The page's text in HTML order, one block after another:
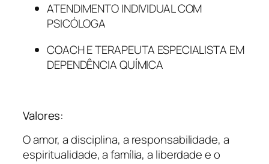
ATENDIMENTO INDIVIDUAL COM
PSICÓLOGA
COACH E TERAPEUTA ESPECIALISTA EM
DEPENDÊNCIA QUÍMICA
Valores:
O amor, a disciplina, a responsabilidade, a
espiritualidade, a família, a liberdade e o